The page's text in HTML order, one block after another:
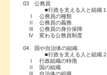
03 公務員
■行政を支える人と組織１
Ⅰ 公務員の種類
Ⅱ 公務員の義務
Ⅲ 公務員の身分保障
Ⅳ 変わる公務員制度
04 国や自治体の組織
■行政を支える人と組織２
Ⅰ 行政組織の特徴
Ⅱ 国の組織
Ⅲ 自治体の組織